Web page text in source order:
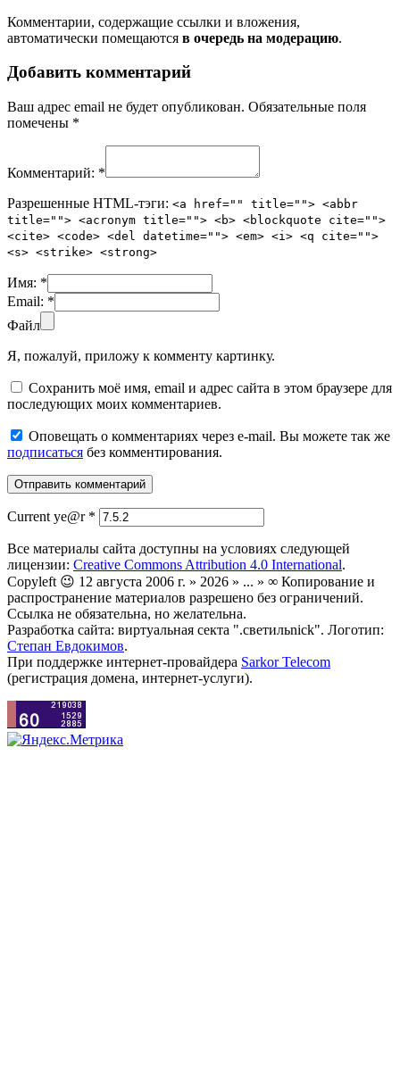
Комментарии, содержащие ссылки и вложения,
автоматически помещаются в очередь на модерацию.
Добавить комментарий
Ваш адрес email не будет опубликован. Обязательные поля
помечены *
Комментарий: *
Разрешенные HTML-тэги: <a href="" title=""> <abbr
title=""> <acronym title=""> <b> <blockquote cite="">
<cite> <code> <del datetime=""> <em> <i> <q cite="">
<s> <strike> <strong>
Имя: *
Email: *
Файл
Я, пожалуй, приложу к комменту картинку.
Сохранить моё имя, email и адрес сайта в этом браузере для
последующих моих комментариев.
Оповещать о комментариях через e-mail. Вы можете так же
подписаться без комментирования.
Current ye@r *
Все материалы сайта доступны на условиях следующей
лицензии: Creative Commons Attribution 4.0 International.
Copyleft 😉 12 августа 2006 г. » 2026 » ... » ∞ Копирование и
распространение материалов разрешено без ограничений.
Ссылка не обязательна, но желательна.
Разработка сайта: виртуальная секта ".светильnick". Логотип:
Степан Евдокимов.
При поддержке интернет-провайдера Sarkor Telecom
(регистрация домена, интернет-услуги).